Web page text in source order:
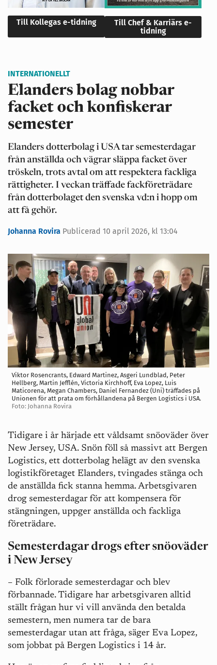
Till Kollegas e-tidning
Till Chef & Karriärs e-
tidning
INTERNATIONELLT
Elanders bolag nobbar
facket och konfiskerar
semester
Elanders dotterbolag i USA tar semesterdagar
från anställda och vägrar släppa facket över
tröskeln, trots avtal om att respektera fackliga
rättigheter. I veckan träffade fackföreträdare
från dotterbolaget den svenska vd:n i hopp om
att få gehör.
Johanna Rovira Publicerad 10 april 2026, kl 13:04
Viktor Rosencrants, Edward Martinez, Asgeri Lundblad, Peter
Hellberg, Martin Jefflén, Victoria Kirchhoff, Eva Lopez, Luis
Maticorena, Megan Chambers, Daniel Fernandez (Uni) träffades på
Unionen för att prata om förhållandena på Bergen Logistics i USA.
Foto: Johanna Rovira
Tidigare i år härjade ett våldsamt snöoväder över
New Jersey, USA. Snön föll så massivt att Bergen
Logistics, ett dotterbolag helägt av den svenska
logistikföretaget Elanders, tvingades stänga och
de anställda fick stanna hemma. Arbetsgivaren
drog semesterdagar för att kompensera för
stängningen, uppger anställda och fackliga
företrädare.
Semesterdagar drogs efter snöoväder
i New Jersey
– Folk förlorade semesterdagar och blev
förbannade. Tidigare har arbetsgivaren alltid
ställt frågan hur vi vill använda den betalda
semestern, men numera tar de bara
semesterdagar utan att fråga, säger Eva Lopez,
som jobbat på Bergen Logistics i 14 år.